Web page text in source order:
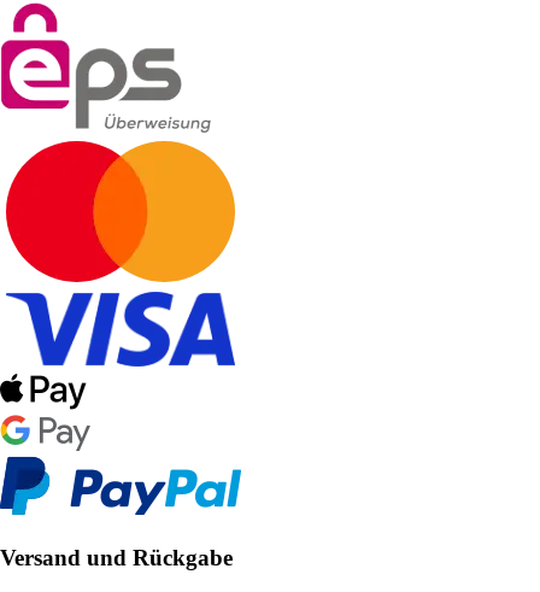
Versand und Rückgabe